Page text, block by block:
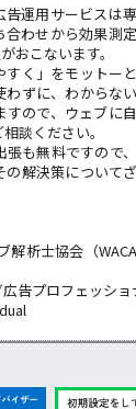
告運用サービスは
合わせから効果測
おこないます。
すく」をモットー
わずに、わからな
すので、ウェブに
談ください。
張も無料ですので
の解決策について
解析士協会（
告プロフェッショ